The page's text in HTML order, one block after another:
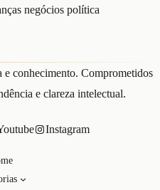
negócios política
conhecimento. Comprometidos
e clareza intelectual.
Instagram